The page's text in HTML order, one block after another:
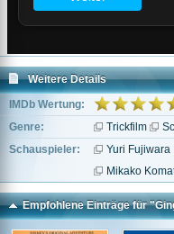
Weitere Details
IMDb Wertung:
Genre:
Trickfilm
Schauspieler:
Yuri Fujiwara
Mikako
Empfohlene Einträge für
Gekijou Iki"